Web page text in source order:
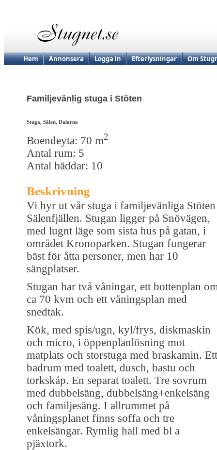
Hem Annonsera Logga in Efterlysningar Om
Familjevänlig stuga i Stöten
Stuga, Sälen, Dalarna
Boendeyta: 70 m2
Antal rum: 5
Antal bäddar: 10
Beskrivning
Vi hyr ut vår stuga i familjevänliga
Sälenfjällen. Stugan ligger på Snövägen,
med lugnt läge som sista hus på gatan, i
området Kronoparken. Stugan fungerar
bäst för åtta personer, men har 10
sängplatser.
Stugan har två våningar, ett bottenplan
ca 70 kvm och ett våningsplan med
snedtak.
Kök, med spis/ugn, kyl/frys, diskmaskin
och micro, i öppenplanlösning mot
matplats och storstuga med braskamin. Ett
badrum med toalett, dusch, bastu och
torkskåp. En separat toalett. Tre sovrum
med dubbelsäng, dubbelsäng+enkelsäng
och familjesäng. I allrummet på
våningsplanet finns soffa och tre
enkelsängar. Rymlig hall med bl a
pjäxtork.